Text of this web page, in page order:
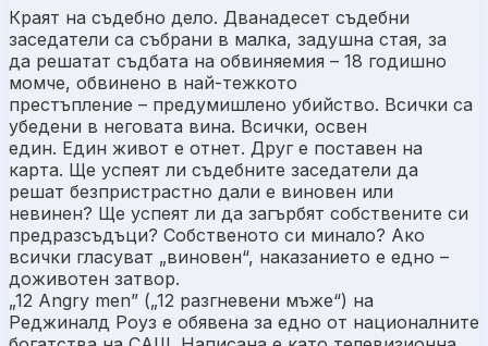
Краят на съдебно дело. Дванадесет съдебни
заседатели са събрани в малка, задушна стая, за
да решатат съдбата на обвиняемия – 18 годишно
момче, обвинено в най-тежкото
престъпление – предумишлено убийство. Всички са
убедени в неговата вина. Всички, освен
един. Един живот е отнет. Друг е поставен на
карта. Ще успеят ли съдебните заседатели да
решат безпристрастно дали е виновен или
невинен? Ще успеят ли да загърбят собствените си
предразсъдъци? Собственото си минало? Ако
всички гласуват „виновен“, наказанието е едно –
доживотен затвор.
„12 Angry men” („12 разгневени мъже“) на
Реджиналд Роуз е обявена за едно от националните